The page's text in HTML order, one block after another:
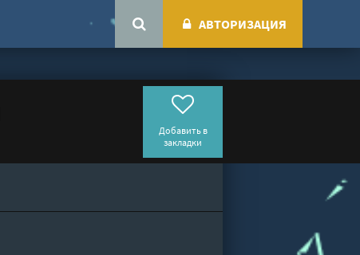
АВТОРИЗАЦИЯ
Добавить в
закладки